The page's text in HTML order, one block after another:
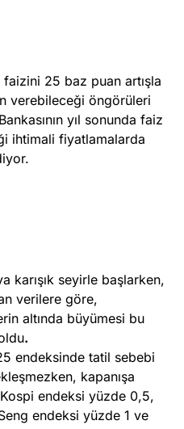
25 baz puan artışla
verebileceği öngörüleri
yıl sonunda faiz
ihtimali fiyatlamalarda
karışık seyirle başlarken,
verilere göre,
altında büyümesi bu
.
endeksinde tatil sebebi
kapanışa
Kospi endeksi yüzde 0,5,
endeksi yüzde 1 ve